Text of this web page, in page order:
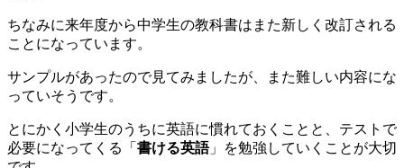
ちなみに来年度から中学生の教科書はまた新しく改訂される
ことになっています。
サンプルがあったので見てみましたが、また難しい内容にな
っていそうです。
とにかく小学生のうちに英語に慣れておくことと、テストで
必要になってくる「 書ける英語」を勉強していくことが大切